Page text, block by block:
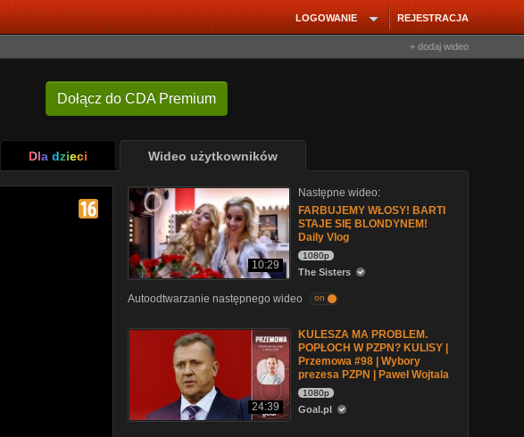
REJESTRACJA
LOGOWANIE
+ dodaj wideo
Dołącz do CDA Premium
Dla dzieci Wideo użytkowników
10:29
Następne wideo:
FARBUJEMY WŁOSY! BARTI
STAJE SIĘ BLONDYNEM!
Daily Vlog
1080p
The Sisters
Autoodtwarzanie następnego wideo on
24:39
KULESZA MA PROBLEM.
POPŁOCH W PZPN? KULISY |
Przemowa #98 | Wybory
prezesa PZPN | Paweł Wojtala
1080p
Goal.pl